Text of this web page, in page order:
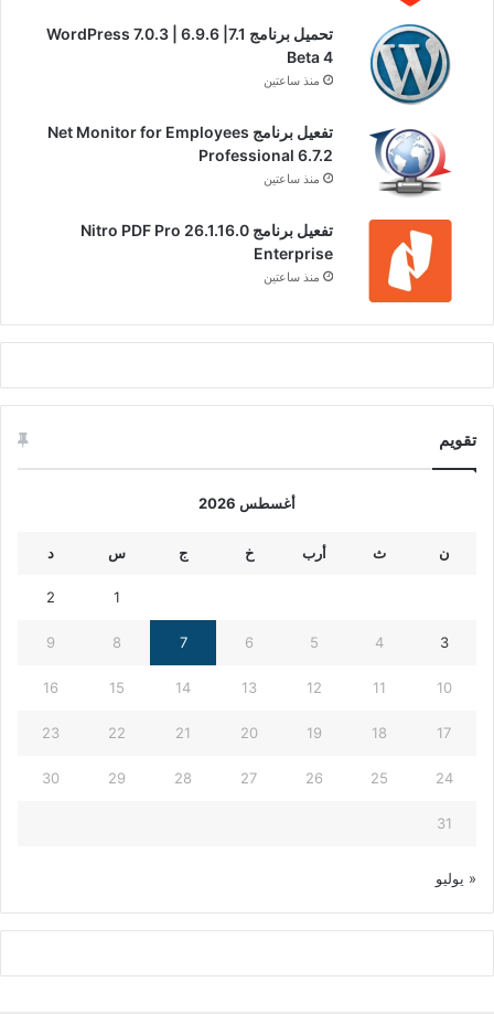
تحميل برنامج WordPress 7.0.3 | 6.9.6 |7.1
Beta 4
منذ ساعتين
تفعيل برنامج Net Monitor for Employees
Professional 6.7.2
منذ ساعتين
تفعيل برنامج Nitro PDF Pro 26.1.16.0
Enterprise
منذ ساعتين
تقويم
أغسطس 2026
ن ث أرب خ ج س د
1
2
3
4
5
6
7
8
9
10
11
12
13
14
15
16
17
18
19
20
21
22
23
24
25
26
27
28
29
30
31
« يوليو